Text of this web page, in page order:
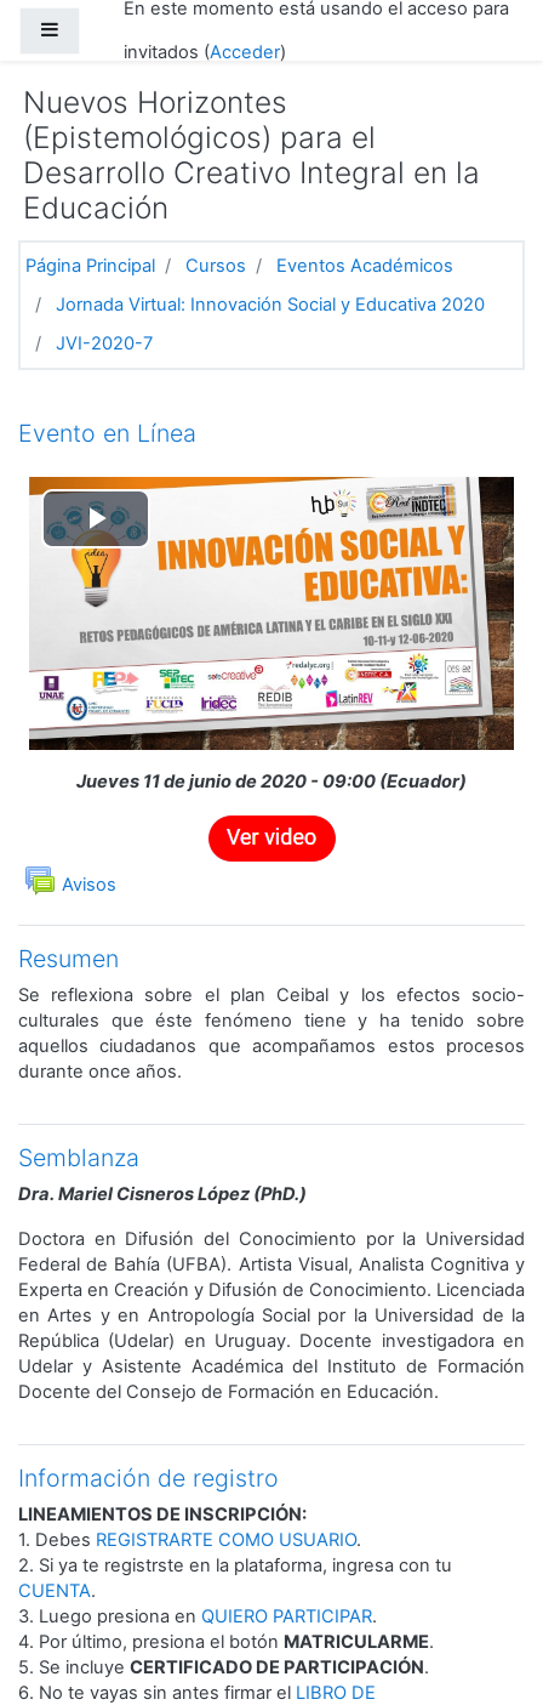
Salta al contenido principalEn este momento está usando el acceso para
invitados (Acceder)
Nuevos Horizontes
(Epistemológicos) para el
Desarrollo Creativo Integral en la
Educación
Página Principal Cursos
Eventos Académicos
Jornada Virtual: Innovación Social y Educativa 2020
JVI-2020-7
Diagrama de temas
Evento en Línea
Reproducir
Vídeo
Jueves 11 de junio de 2020 - 09:00 (Ecuador)
Avisos
Foro
Resumen
Se reflexiona sobre el plan Ceibal y los efectos socio-
culturales que éste fenómeno tiene y ha tenido sobre
aquellos ciudadanos que acompañamos estos procesos
durante once años.
Semblanza
Dra. Mariel Cisneros López (PhD.)
Doctora en Difusión del Conocimiento por la Universidad
Federal de Bahía (UFBA). Artista Visual, Analista Cognitiva y
Experta en Creación y Difusión de Conocimiento. Licenciada
en Artes y en Antropología Social por la Universidad de la
República (Udelar) en Uruguay. Docente investigadora en
Udelar y Asistente Académica del Instituto de Formación
Docente del Consejo de Formación en Educación.
Información de registro
LINEAMIENTOS DE INSCRIPCIÓN:
1. Debes REGISTRARTE COMO USUARIO.
2. Si ya te registrste en la plataforma, ingresa con tu
CUENTA.
3. Luego presiona en QUIERO PARTICIPAR.
4. Por último, presiona el botón MATRICULARME.
5. Se incluye CERTIFICADO DE PARTICIPACIÓN.
6. No te vayas sin antes firmar el LIBRO DE